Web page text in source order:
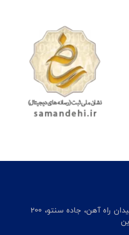
شعبه مرکزی: تبریز، میدان راه آهن، جاده سنتو، 200